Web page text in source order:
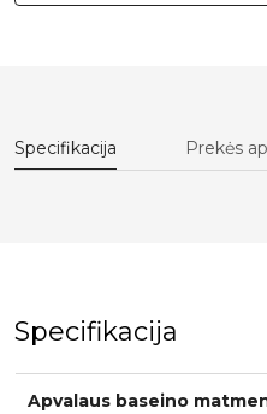
Specifikacija Prekės
Specifikacija
Apvalaus baseino